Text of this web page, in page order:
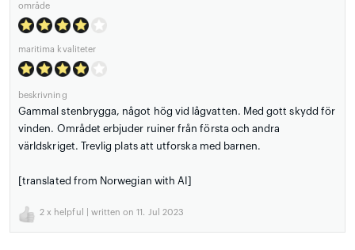
område
maritima kvaliteter
beskrivning
Gammal stenbrygga, något hög vid lågvatten. Med gott skydd för
vinden. Området erbjuder ruiner från första och andra
världskriget. Trevlig plats att utforska med barnen.
[translated from Norwegian with AI]
2 x helpful | written on 11. Jul 2023